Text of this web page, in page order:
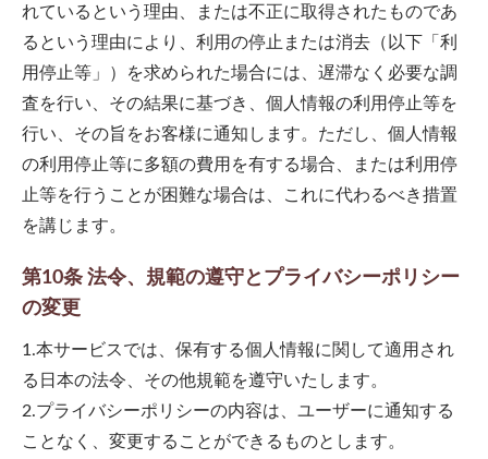
れているという理由、または不正に取得されたものであ
るという理由により、利用の停止または消去（以下「利
用停止等」）を求められた場合には、遅滞なく必要な調
査を行い、その結果に基づき、個人情報の利用停止等を
行い、その旨をお客様に通知します。ただし、個人情報
の利用停止等に多額の費用を有する場合、または利用停
止等を行うことが困難な場合は、これに代わるべき措置
を講じます。
第10条 法令、規範の遵守とプライバシーポリシー
の変更
1.本サービスでは、保有する個人情報に関して適用され
る日本の法令、その他規範を遵守いたします。
2.プライバシーポリシーの内容は、ユーザーに通知する
ことなく、変更することができるものとします。